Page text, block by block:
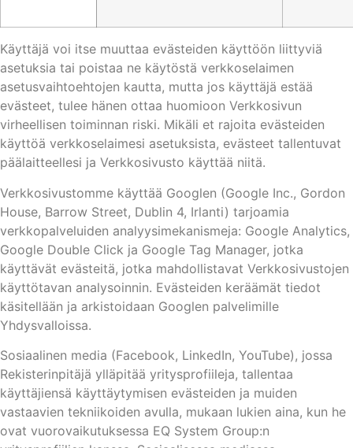
Käyttäjä voi itse muuttaa evästeiden käyttöön liittyviä
asetuksia tai poistaa ne käytöstä verkkoselaimen
asetusvaihtoehtojen kautta, mutta jos käyttäjä estää
evästeet, tulee hänen ottaa huomioon Verkkosivun
virheellisen toiminnan riski. Mikäli et rajoita evästeiden
käyttöä verkkoselaimesi asetuksista, evästeet tallentuvat
päälaitteellesi ja Verkkosivusto käyttää niitä.
Verkkosivustomme käyttää Googlen (Google Inc., Gordon
House, Barrow Street, Dublin 4, Irlanti) tarjoamia
verkkopalveluiden analyysimekanismeja: Google Analytics,
Google Double Click ja Google Tag Manager, jotka
käyttävät evästeitä, jotka mahdollistavat Verkkosivustojen
käyttötavan analysoinnin. Evästeiden keräämät tiedot
käsitellään ja arkistoidaan Googlen palvelimille
Yhdysvalloissa.
Sosiaalinen media (Facebook, LinkedIn, YouTube), jossa
Rekisterinpitäjä ylläpitää yritysprofiileja, tallentaa
käyttäjiensä käyttäytymisen evästeiden ja muiden
vastaavien tekniikoiden avulla, mukaan lukien aina, kun he
ovat vuorovaikutuksessa EQ System Group:n